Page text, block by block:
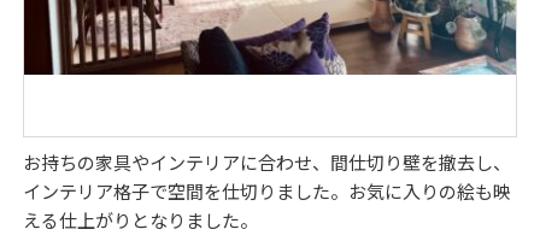
お持ちの家具やインテリアに合わせ、間仕切り壁を撤去し、
インテリア格子で空間を仕切りました。お気に入りの絵も映
える仕上がりとなりました。